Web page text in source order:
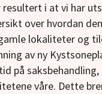
i at vi har
over hvordan
lokaliteter og
av ny
på
våre. Dette